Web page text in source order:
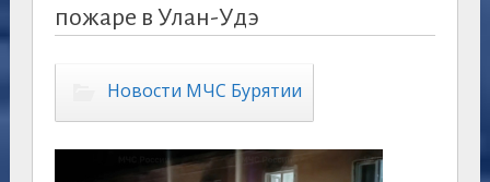
пожаре в Улан-Удэ
Новости МЧС Бурятии